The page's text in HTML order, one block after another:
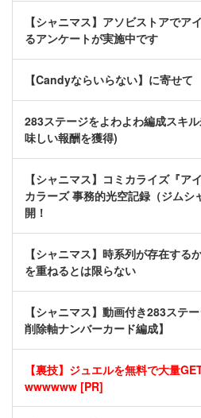
【シャニマス】アソビストアでア
るアンケートが実施中です
【Candyならいらない】に寄せて
283ステージをよわよわ編成スキ
味しい報酬を獲得)
【シャニマス】コミカライズ『ア
カラーズ 事務的光空記録（ジムシ
開！
【シャニマス】時系列が存在する
を重ねるとは限らない
【シャニマス】動画付き283ステ
削除軸ナンバーカード編成】
【裏技】ジュエルを無料で大量
wwwwww [PR]